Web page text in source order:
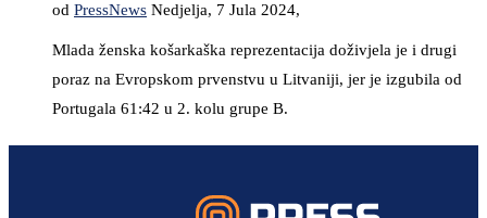
od PressNews Nedjelja, 7 Jula 2024,
Mlada ženska košarkaška reprezentacija doživjela je i drugi
poraz na Evropskom prvenstvu u Litvaniji, jer je izgubila od
Portugala 61:42 u 2. kolu grupe B.